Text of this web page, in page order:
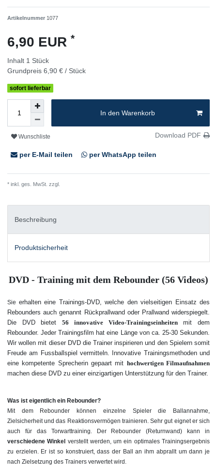
Artikelnummer 1077
6,90 EUR *
Inhalt 1 Stück
Grundpreis 6,90 € / Stück
sofort lieferbar
In den Warenkorb
Wunschliste Download PDF
per E-Mail teilen per WhatsApp teilen
* inkl. ges. MwSt. zzgl.
Beschreibung
Produktsicherheit
DVD - Training mit dem Rebounder (56 Videos)
Sie erhalten eine Trainings-DVD, welche den vielseitigen Einsatz des
Rebounders auch genannt Rückprallwand oder Prallwand widerspiegelt.
Die DVD bietet56 innovative Video-Trainingseinheitenmit dem
Rebounder. Jeder Trainingsfilm hat eine Länge von ca. 25-30 Sekunden.
Wir wollen mit dieser DVD die Trainer inspirieren und den Spielern somit
Freude am Fussballspiel vermitteln. Innovative Trainingsmethoden und
eine kompetente Sprecherin gepaart mit hochwertigen Filmaufnahmen
machen diese DVD zu einer einzigartigen Unterstützung für den Trainer.
Was ist eigentlich ein Rebounder?
Mit dem Rebounder können einzelne Spieler die Ballannahme,
Zielsicherheit und das Reaktionsvermögen trainieren. Sehr gut eignet er sich
auch für das Torwarttraining. Der Rebounder (Returnwand) kann in
verschiedene Winkel verstellt werden, um ein optimales Trainingsergebnis
zu erzielen. Er ist so konstruiert, dass der Ball an ihm abprallt um dann je
nach Zielsetzung des Trainers verwertet wird.